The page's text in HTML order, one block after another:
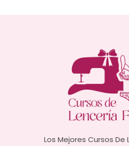
Los Mejores Cursos De